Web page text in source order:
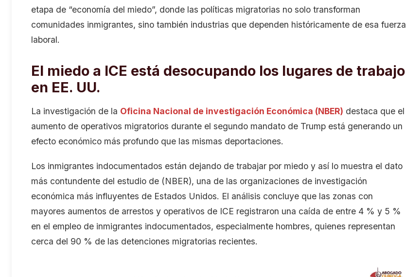
etapa de “economía del miedo”, donde las políticas migratorias no solo transforman
comunidades inmigrantes, sino también industrias que dependen históricamente de esa fuerza
laboral.
El miedo a ICE está desocupando los lugares de trabajo
en EE. UU.
La investigación de la Oficina Nacional de investigación Económica (NBER) destaca que el
aumento de operativos migratorios durante el segundo mandato de Trump está generando un
efecto económico más profundo que las mismas deportaciones.
Los inmigrantes indocumentados están dejando de trabajar por miedo y así lo muestra el dato
más contundente del estudio de (NBER), una de las organizaciones de investigación
económica más influyentes de Estados Unidos. El análisis concluye que las zonas con
mayores aumentos de arrestos y operativos de ICE registraron una caída de entre 4 % y 5 %
en el empleo de inmigrantes indocumentados, especialmente hombres, quienes representan
cerca del 90 % de las detenciones migratorias recientes.